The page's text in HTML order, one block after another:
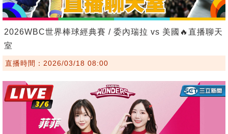
2026WBC世界棒球經典賽 / 委內瑞拉 vs 美國🔥直播聊天
室
直播時間：2026/03/18 08:00